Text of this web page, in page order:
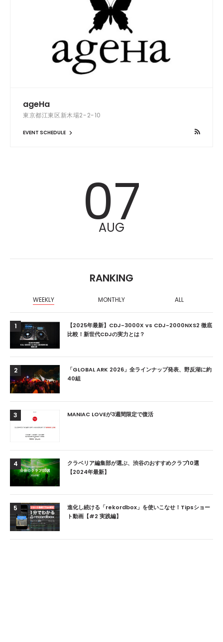
ageHa
東京都江東区新木場2-2-10
EVENT SCHEDULE
07
AUG
RANKING
WEEKLY MONTHLY ALL
1
【2025年最新】CDJ-3000X vs CDJ-2000NXS2 徹底
比較！新世代CDJの実力とは？
2
「GLOBAL ARK 2026」全ラインナップ発表、野反湖に約
40組
3 MANIAC LOVEが3週間限定で復活
4
クラベリア編集部が選ぶ、渋谷のおすすめクラブ10選
【2024年最新】
5
進化し続ける「rekordbox」を使いこなせ！Tipsショー
ト動画【#2 実践編】